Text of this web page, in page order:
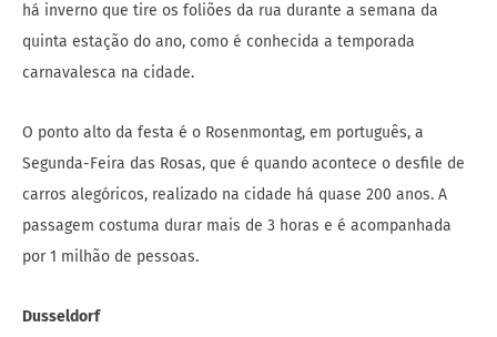
há inverno que tire os foliões da rua durante a semana da
quinta estação do ano, como é conhecida a temporada
carnavalesca na cidade.
O ponto alto da festa é o Rosenmontag, em português, a
Segunda-Feira das Rosas, que é quando acontece o desfile de
carros alegóricos, realizado na cidade há quase 200 anos. A
passagem costuma durar mais de 3 horas e é acompanhada
por 1 milhão de pessoas.
Dusseldorf